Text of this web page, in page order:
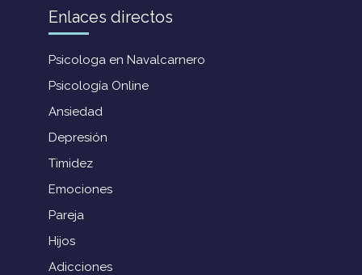
Enlaces directos
Psicologa en Navalcarnero
Psicología Online
Ansiedad
Depresión
Timidez
Emociones
Pareja
Hijos
Adicciones